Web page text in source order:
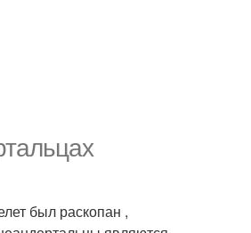
был раскопан ,